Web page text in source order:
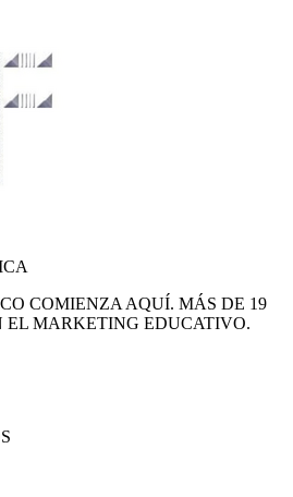
COMIENZA AQUÍ. MÁS DE 19
EL MARKETING EDUCATIVO.